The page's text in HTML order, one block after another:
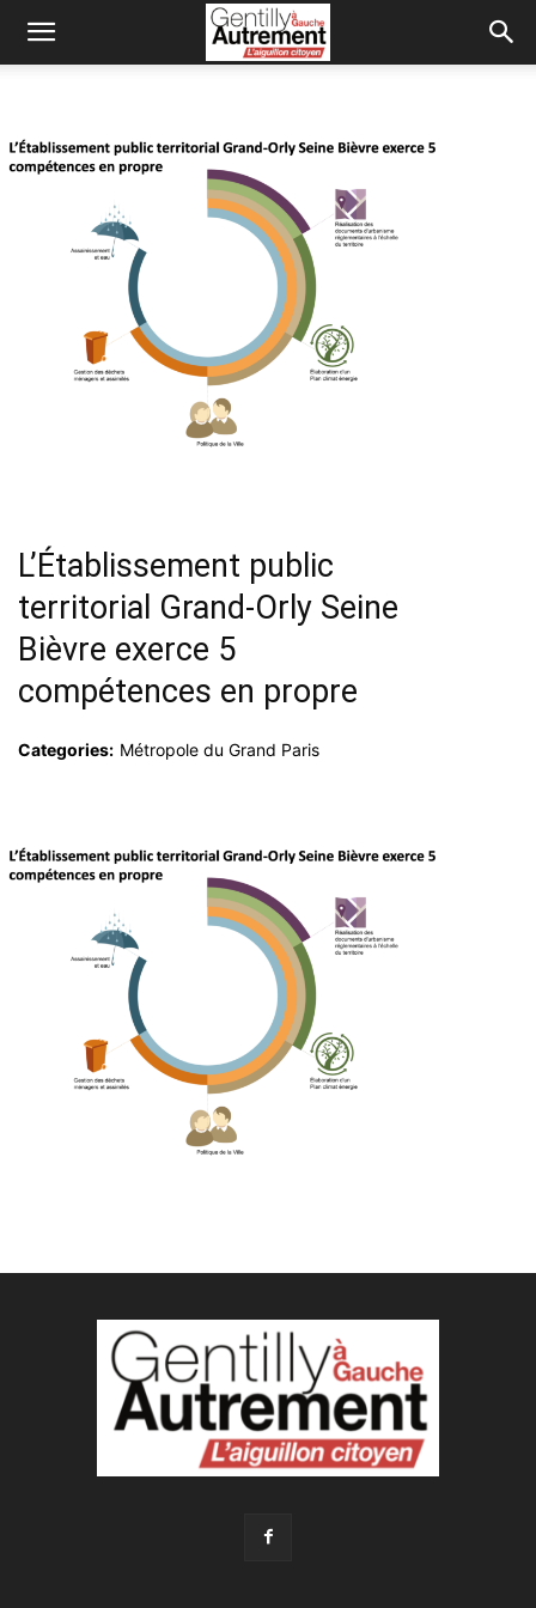
L’Établissement public
territorial Grand-Orly Seine
Bièvre exerce 5
compétences en propre
Categories: Métropole du Grand Paris